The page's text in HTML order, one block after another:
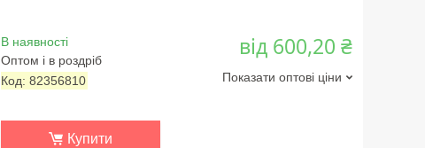
В наявності
Оптом і в роздріб
Код: 82356810
від 600,20 ₴
Показати оптові ціни
Купити